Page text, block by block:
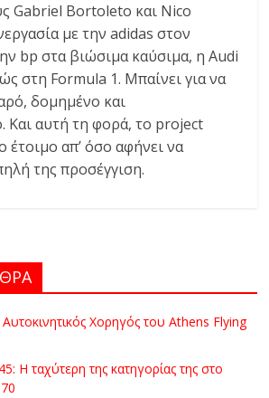
Gabriel Bortoleto και Nico
με την adidas στον
bp στα βιώσιμα καύσιμα, η Audi
στη Formula 1. Μπαίνει για να
δομημένο και
Και αυτή τη φορά, το project
έτοιμο απ’ όσο αφήνει να
της προσέγγιση.
Χορηγός του Athens Flying
Η ταχύτερη της κατηγορίας της στο